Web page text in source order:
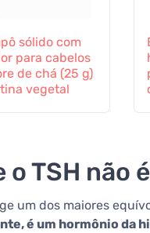
sólido com
para cabelos
de chá (25 g)
vegetal
o TSH
um dos maiores
é um hormônio da